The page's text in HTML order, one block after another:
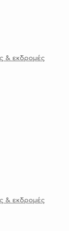
& εκδρομές
& εκδρομές